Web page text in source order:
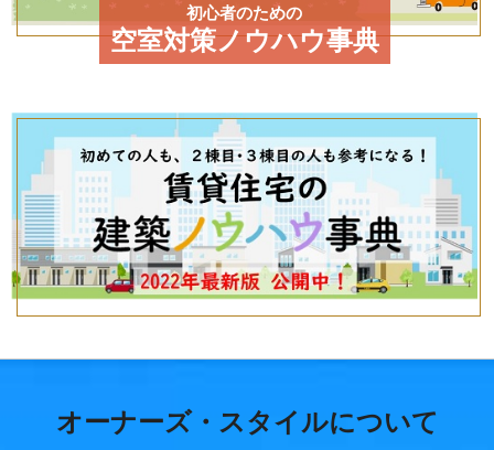
初心者のための
空室対策ノウハウ事典
オーナーズ・スタイルについて